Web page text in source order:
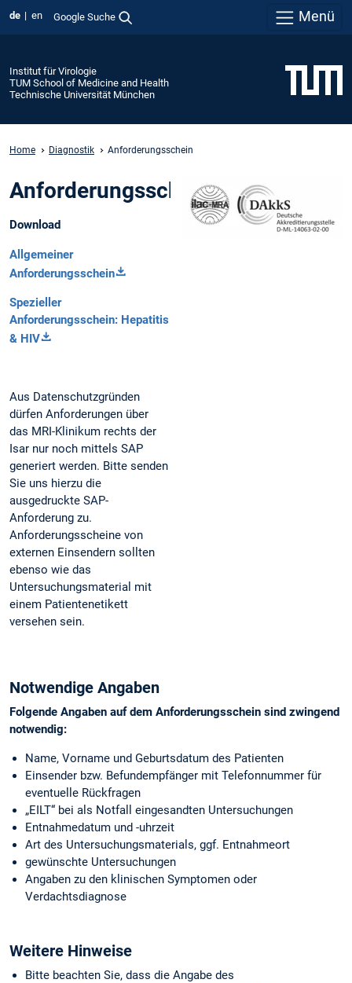
de en Google Suche Menü
Institut für Virologie
TUM School of Medicine and Health
Technische Universität München
Home Diagnostik Anforderungsschein
Anforderungsschein
Download
Allgemeiner
Anforderungsschein
Spezieller
Anforderungsschein: Hepatitis
& HIV
Aus Datenschutzgründen
dürfen Anforderungen über
das MRI-Klinikum rechts der
Isar nur noch mittels SAP
generiert werden. Bitte senden
Sie uns hierzu die
ausgedruckte SAP-
Anforderung zu.
Anforderungsscheine von
externen Einsendern sollten
ebenso wie das
Untersuchungsmaterial mit
einem Patientenetikett
versehen sein.
Notwendige Angaben
Folgende Angaben auf dem Anforderungsschein sind zwingend
notwendig:
Name, Vorname und Geburtsdatum des Patienten
Einsender bzw. Befundempfänger mit Telefonnummer für
eventuelle Rückfragen
„EILT“ bei als Notfall eingesandten Untersuchungen
Entnahmedatum und -uhrzeit
Art des Untersuchungsmaterials, ggf. Entnahmeort
gewünschte Untersuchungen
Angaben zu den klinischen Symptomen oder
Verdachtsdiagnose
Weitere Hinweise
Bitte beachten Sie, dass die Angabe des